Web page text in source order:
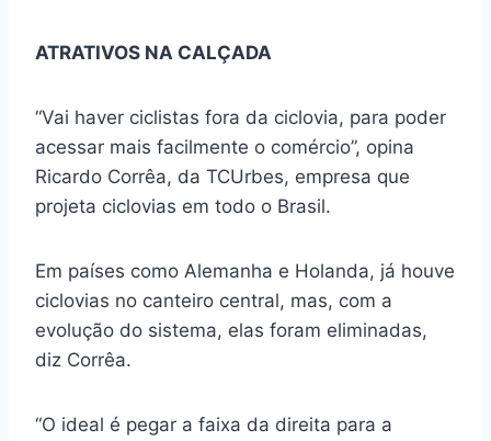
ATRATIVOS NA CALÇADA
“Vai haver ciclistas fora da ciclovia, para poder
acessar mais facilmente o comércio”, opina
Ricardo Corrêa, da TCUrbes, empresa que
projeta ciclovias em todo o Brasil.
Em países como Alemanha e Holanda, já houve
ciclovias no canteiro central, mas, com a
evolução do sistema, elas foram eliminadas,
diz Corrêa.
“O ideal é pegar a faixa da direita para a